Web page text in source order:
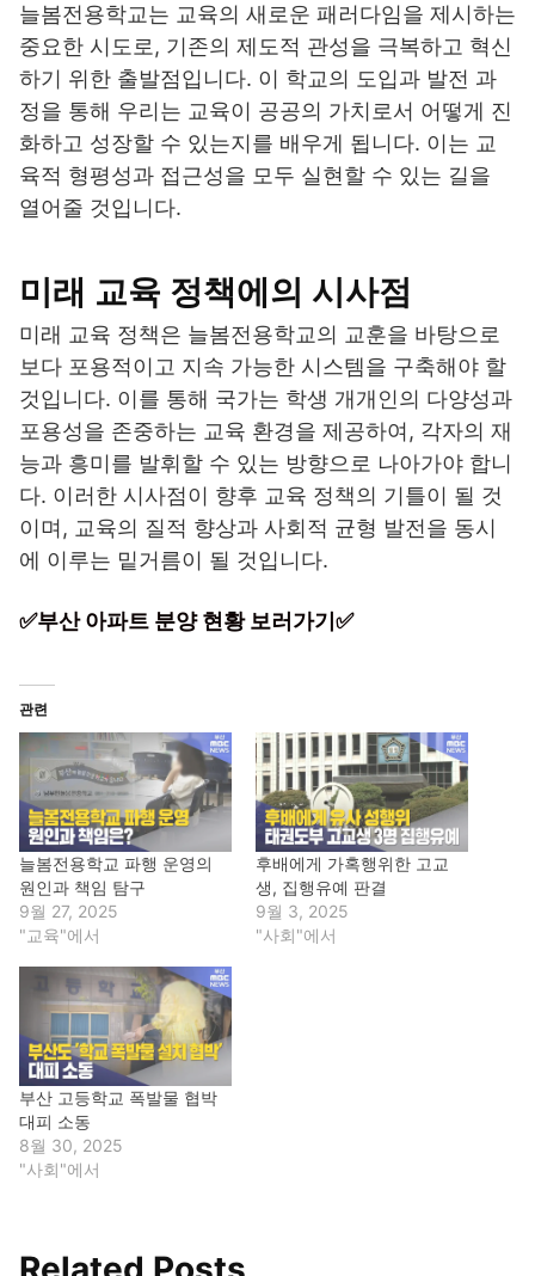
늘봄전용학교는 교육의 새로운 패러다임을 제시하는
중요한 시도로, 기존의 제도적 관성을 극복하고 혁신
하기 위한 출발점입니다. 이 학교의 도입과 발전 과
정을 통해 우리는 교육이 공공의 가치로서 어떻게 진
화하고 성장할 수 있는지를 배우게 됩니다. 이는 교
육적 형평성과 접근성을 모두 실현할 수 있는 길을
열어줄 것입니다.
미래 교육 정책에의 시사점
미래 교육 정책은 늘봄전용학교의 교훈을 바탕으로
보다 포용적이고 지속 가능한 시스템을 구축해야 할
것입니다. 이를 통해 국가는 학생 개개인의 다양성과
포용성을 존중하는 교육 환경을 제공하여, 각자의 재
능과 흥미를 발휘할 수 있는 방향으로 나아가야 합니
다. 이러한 시사점이 향후 교육 정책의 기틀이 될 것
이며, 교육의 질적 향상과 사회적 균형 발전을 동시
에 이루는 밑거름이 될 것입니다.
✅부산 아파트 분양 현황 보러가기✅
관련
늘봄전용학교 파행 운영의
원인과 책임 탐구
9월 27, 2025
"교육"에서
후배에게 가혹행위한 고교
생, 집행유예 판결
9월 3, 2025
"사회"에서
부산 고등학교 폭발물 협박
대피 소동
8월 30, 2025
"사회"에서